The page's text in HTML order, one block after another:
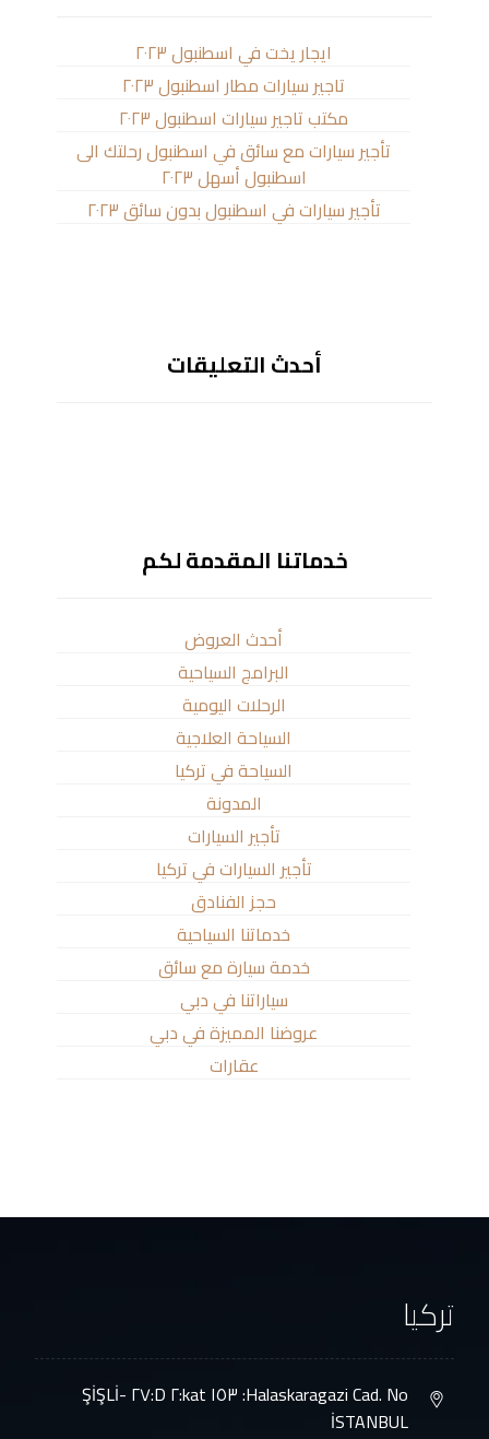
ايجار يخت في اسطنبول ٢٠٢٣
تاجير سيارات مطار اسطنبول ٢٠٢٣
مكتب تاجير سيارات اسطنبول ٢٠٢٣
تأجير سيارات مع سائق في اسطنبول رحلتك الى
اسطنبول أسهل ٢٠٢٣
تأجير سيارات في اسطنبول بدون سائق ٢٠٢٣
أحدث التعليقات
خدماتنا المقدمة لكم
أحدث العروض
البرامج السياحية
الرحلات اليومية
السياحة العلاجية
السياحة في تركيا
المدونة
تأجير السيارات
تأجير السيارات في تركيا
حجز الفنادق
خدماتنا السياحية
خدمة سيارة مع سائق
سياراتنا في دبي
عروضنا المميزة في دبي
عقارات
تركيا
Halaskaragazi Cad. No: ١٥٣ kat:٢ D:٢٧ ŞİŞLİ-
İSTANBUL